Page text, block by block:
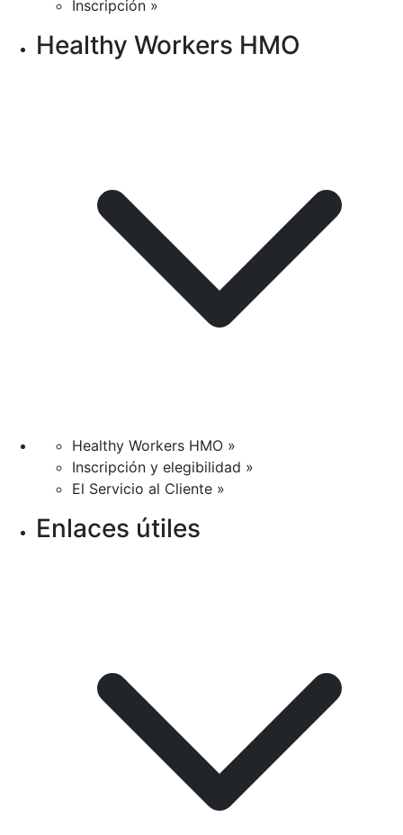
Inscripción »
Healthy Workers HMO
Healthy Workers HMO »
Inscripción y elegibilidad »
El Servicio al Cliente »
Enlaces útiles